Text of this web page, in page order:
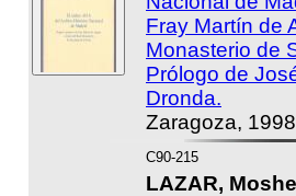
Fray Martín de
Monasterio de
Prólogo de
Dronda.
Zaragoza,
C90-215
LAZAR,